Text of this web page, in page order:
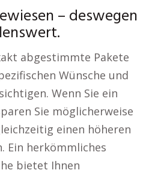
– deswegen
abgestimmte Pakete
Wünsche und
Wenn Sie ein
Sie möglicherweise
einen höheren
Ein herkömmliches
bietet Ihnen